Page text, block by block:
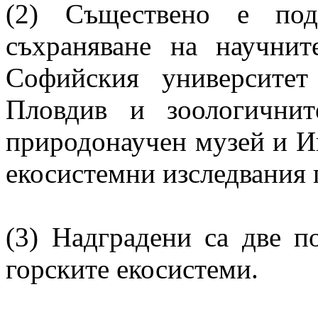
(2) Съществено е
съхраняване на
Софийския
Пловдив и
природонаучен музей и
екосистемни
(3) Надградени са две
горските екосистеми.